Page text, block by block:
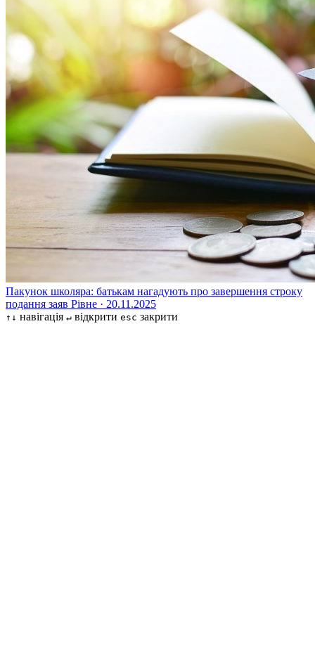
Пакунок школяра: батькам нагадують про завершення строку
подання заяв Рівне · 20.11.2025
↑↓ навігація ↵ відкрити esc закрити